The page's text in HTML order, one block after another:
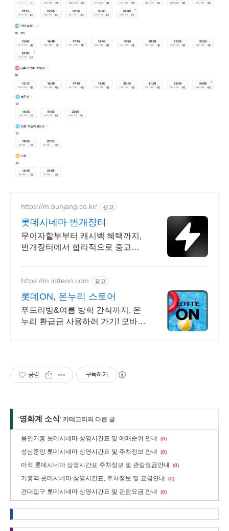
https://m.bunjang.co.kr/ 광고
롯데시네마 번개장터
무이자할부부터 캐시백 혜택까지,
번개장터에서 합리적으로 중고거
상의 신규 상품 업로드
https://m.lotteon.com 광고
롯데ON, 온누리 스토어
푸드리빙&여름 방학 간식까지, 온
누리 환급금 사용하러 가기! 모바일
공감 구독하기
'영화계 소식 ' 카테고리의 다른 글
용인기흥 롯데시네마 상영시간표 및 예매순위 안내 (0)
성남중앙 롯데시네마 상영시간표 및 주차정보 안내 (0)
마석 롯데시네마 상영시간표 주차정보 및 관람요금안내 (0)
기흥역 롯데시네마 상영시간표, 주차정보 및 요금안내 (0)
건대입구 롯데시네마 상영시간표 및 관람요금 안내 (0)